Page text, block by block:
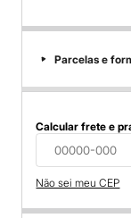
Parcelas e
Calcular frete e
Não sei meu CEP